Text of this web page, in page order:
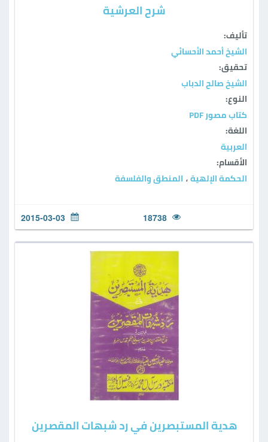
شرح العرشية
تأليف:
الشيخ أحمد الأحسائي
تحقيق:
الشيخ صالح الدباب
النوع:
كتاب مصور PDF
اللغة:
العربية
الأقسام:
الحكمة الإلهية ، المنطق والفلسفة
18738
2015-03-03
هدية المستبصرين في رد شبهات المقصرين